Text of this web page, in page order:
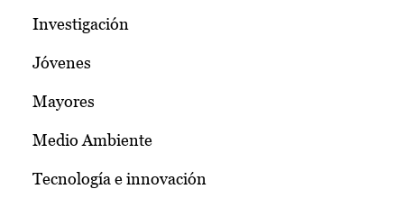
Investigación
Jóvenes
Mayores
Medio Ambiente
Tecnología e innovación